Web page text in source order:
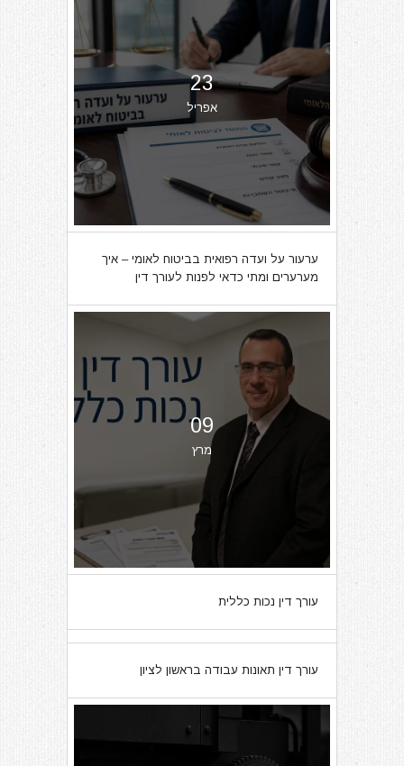
23
אפריל
ערעור על ועדה רפואית בביטוח לאומי – איך
מערערים ומתי כדאי לפנות לעורך דין
09
מרץ
עורך דין נכות כללית
07
מרץ
עורך דין תאונות עבודה בראשון לציון